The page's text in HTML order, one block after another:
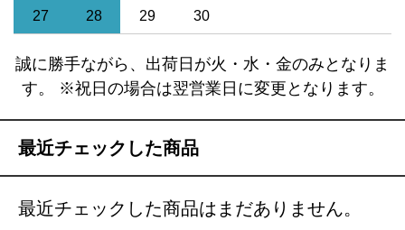
27 28 29 30
誠に勝手ながら、出荷日が火・水・金のみとなりま
す。 ※祝日の場合は翌営業日に変更となります。
最近チェックした商品
最近チェックした商品はまだありません。